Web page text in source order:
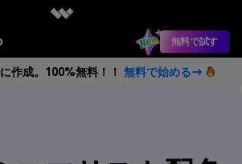
無料で試す
作成。100%無料！！ 無料で始める→